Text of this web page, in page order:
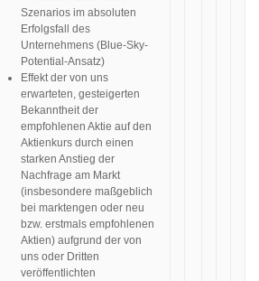
Szenarios im absoluten
Erfolgsfall des
Unternehmens (Blue-Sky-
Potential-Ansatz)
Effekt der von uns
erwarteten, gesteigerten
Bekanntheit der
empfohlenen Aktie auf den
Aktienkurs durch einen
starken Anstieg der
Nachfrage am Markt
(insbesondere maßgeblich
bei marktengen oder neu
bzw. erstmals empfohlenen
Aktien) aufgrund der von
uns oder Dritten
veröffentlichten